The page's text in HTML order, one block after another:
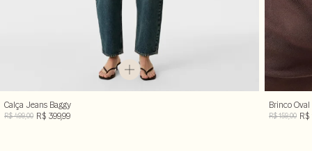
Calça Jeans Baggy
R$ 499,00 R$ 399,99
Brinco
R$ 159,00 R$